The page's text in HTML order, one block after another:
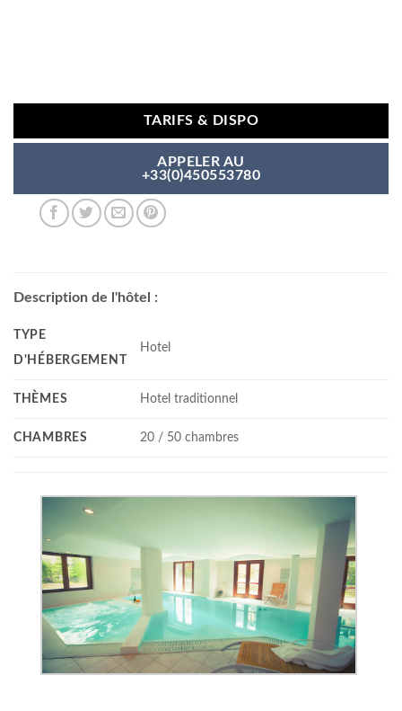
TARIFS & DISPO
APPELER AU
+33(0)450553780
Description de l'hôtel :
TYPE
D'HÉBERGEMENT
Hotel
THÈMES Hotel traditionnel
CHAMBRES 20 / 50 chambres